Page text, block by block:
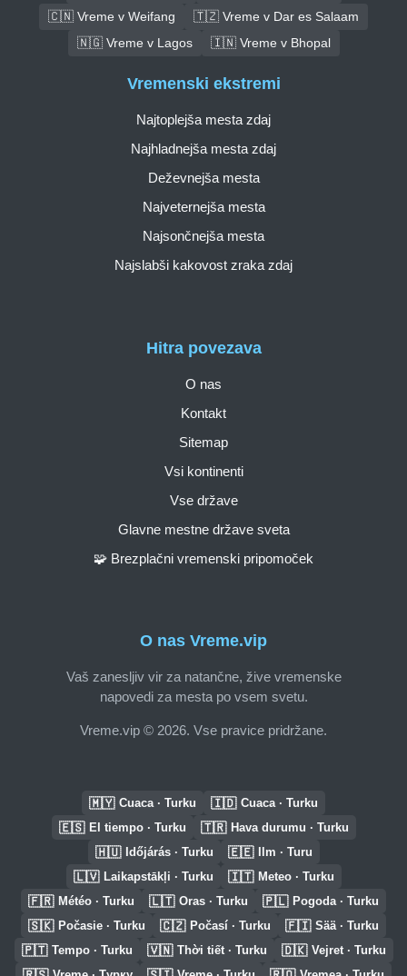
🇨🇳 Vreme v Weifang
🇹🇿 Vreme v Dar es Salaam
🇳🇬 Vreme v Lagos
🇮🇳 Vreme v Bhopal
O nas Vreme.vip
Vaš zanesljiv vir za natančne, žive vremenske
napovedi za mesta po vsem svetu.
Vreme.vip © 2026. Vse pravice pridržane.
Hitra povezava
O nas
Kontakt
Sitemap
Vsi kontinenti
Vse države
Glavne mestne države sveta
🧩 Brezplačni vremenski pripomoček
Vremenski ekstremi
Najtoplejša mesta zdaj
Najhladnejša mesta zdaj
Deževnejša mesta
Najveternejša mesta
Najsončnejša mesta
Najslabši kakovost zraka zdaj
🇲🇾 Cuaca · Turku 🇮🇩 Cuaca · Turku
🇪🇸 El tiempo · Turku 🇹🇷 Hava durumu · Turku
🇭🇺 Időjárás · Turku 🇪🇪 Ilm · Turu
🇱🇻 Laikapstākļi · Turku 🇮🇹 Meteo · Turku
🇫🇷 Météo · Turku 🇱🇹 Oras · Turku 🇵🇱 Pogoda · Turku
🇸🇰 Počasie · Turku 🇨🇿 Počasí · Turku 🇫🇮 Sää · Turku
🇵🇹 Tempo · Turku 🇻🇳 Thời tiết · Turku 🇩🇰 Vejret · Turku